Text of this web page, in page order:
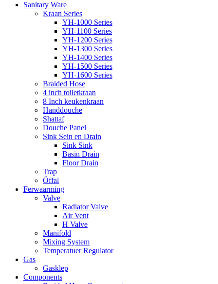
Sanitary Ware
Kraan Series
YH-1000 Series
YH-1100 Series
YH-1200 Series
YH-1300 Series
YH-1400 Series
YH-1500 Series
YH-1600 Series
Braided Hose
4 inch toiletkraan
8 Inch keukenkraan
Handdouche
Shattaf
Douche Panel
Sink Sein en Drain
Sink Sink
Basin Drain
Floor Drain
Trap
Ôffal
Ferwaarming
Valve
Radiator Valve
Air Vent
H Valve
Manifold
Mixing System
Temperatuer Regulator
Gas
Gasklep
Components